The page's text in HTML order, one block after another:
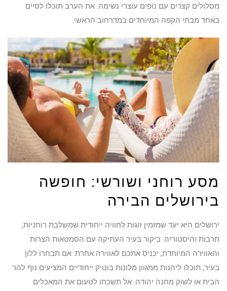
מסלולים קצרים עם נופים עוצרי נשימה. את הערב תוכלו לסיים
באחד מבתי הקפה המיוחדים במדרחוב הראשי.
מסע רוחני ושורשי: חופשה
בירושלים הבירה
ירושלים היא יעד שמזמין זוגות לחוויה ייחודית שמשלבת רוחניות,
תרבות והיסטוריה. ביקור בעיר העתיקה עם הסמטאות הצרות
והאווירה המיוחדת, יכניס אתכם לאווירה אחרת. אם תבחרו ללון
בעיר, תוכלו ליהנות ממגוון מלונות בוטיק ייחודיים המציעים נוף להר
הבית או לשוק מחנה יהודה. אל תשכחו לטעום את המאכלים